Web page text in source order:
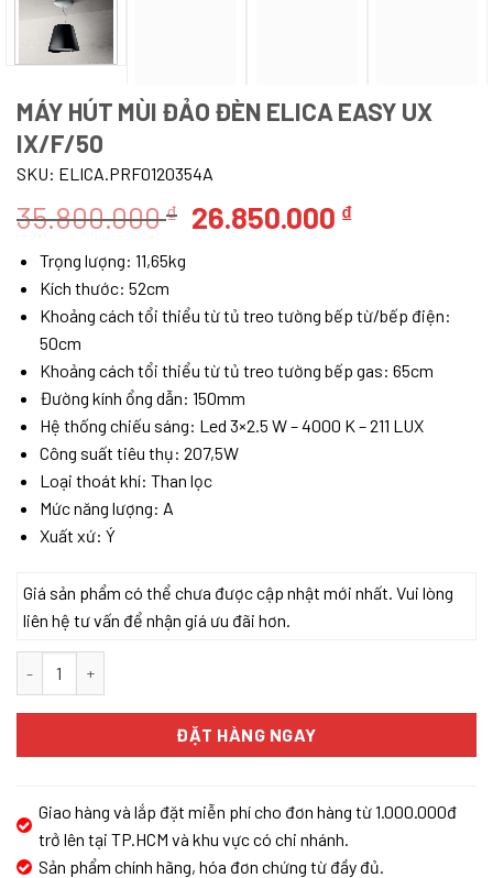
MÁY HÚT MÙI ĐẢO ĐÈN ELICA EASY UX
IX/F/50
SKU: ELICA.PRF0120354A
35.800.000₫ Giá
35.800.000 ₫.
26.850.000 ₫Giá
là:
Trọng lượng: 11,65kg
Kích thước: 52cm
Khoảng cách tổi thiểu từ tủ treo tường bếp từ/bếp điện:
50cm
Khoảng cách tổi thiểu từ tủ treo tường bếp gas: 65cm
Đường kính ổng dẫn: 150mm
Hệ thống chiếu sáng: Led 3×2.5 W – 4000 K – 211 LUX
Công suất tiêu thụ: 207,5W
Loại thoát khí: Than lọc
Mức năng lượng: A
Xuất xứ: Ý
Giá sản phẩm có thể chưa được cập nhật mới nhất. Vui lòng
liên hệ tư vấn để nhận giá ưu đãi hơn.
ĐẶT HÀNG NGAY
Giao hàng và lắp đặt miễn phí cho đơn hàng từ 1.000.000đ
trở lên tại TP.HCM và khu vực có chi nhánh.
Sản phẩm chính hãng, hóa đơn chứng từ đầy đủ.